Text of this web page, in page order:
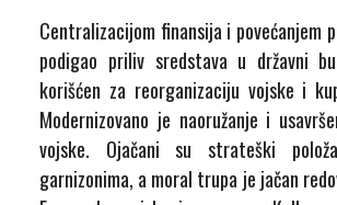
Centralizacijom finansija i povećanjem
podigao priliv sredstava u državni
korišćen za reorganizaciju vojske i
Modernizovano je naoružanje i
vojske. Ojačani su strateški
garnizonima, a moral trupa je jačan